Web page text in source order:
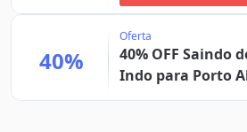
40%
Oferta
40% OFF Saindo
Indo para Porto